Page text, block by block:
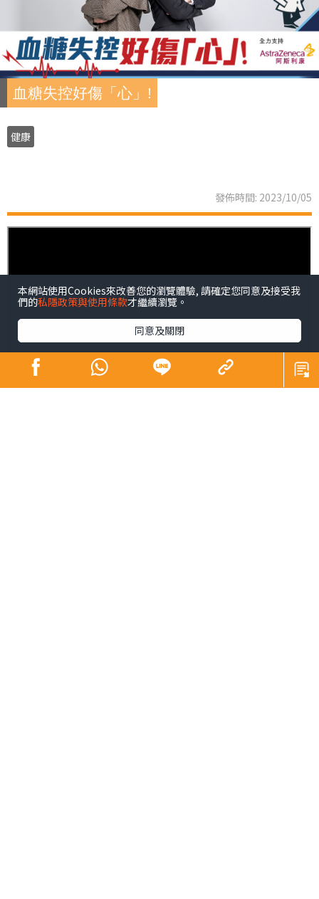
血糖失控好傷「心」!
健康
發佈時間: 2023/10/05
本網站使用Cookies來改善您的瀏覽體驗, 請確定您同意及接受我
們的私隱政策與使用條款才繼續瀏覽。
同意及關閉